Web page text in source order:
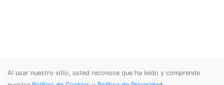
Al usar nuestro sitio, usted reconoce que ha leído y comprende